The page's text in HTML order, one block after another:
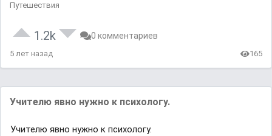
Путешествия
1.2k 0 комментариев
5 лет назад 165
Учителю явно нужно к психологу.
Учителю явно нужно к психологу.